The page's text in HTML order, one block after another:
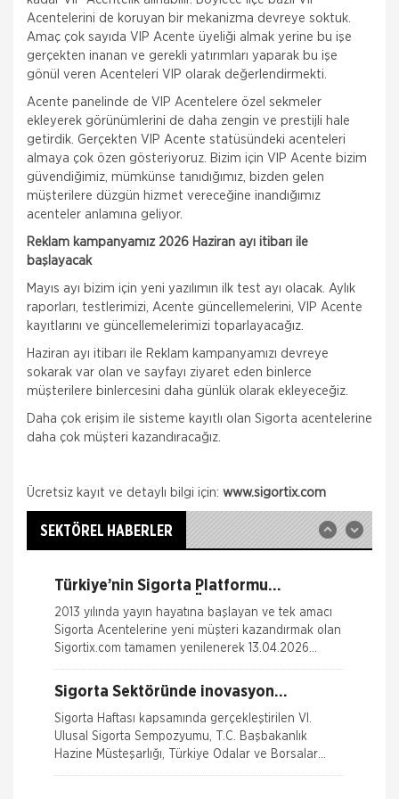
Acentelerini de koruyan bir mekanizma devreye soktuk.
Amaç çok sayıda VIP Acente üyeliği almak yerine bu işe
gerçekten inanan ve gerekli yatırımları yaparak bu işe
gönül veren Acenteleri VIP olarak değerlendirmekti.
Acente panelinde de VIP Acentelere özel sekmeler
ekleyerek görünümlerini de daha zengin ve prestijli hale
getirdik. Gerçekten VIP Acente statüsündeki acenteleri
almaya çok özen gösteriyoruz. Bizim için VIP Acente bizim
güvendiğimiz, mümkünse tanıdığımız, bizden gelen
müşterilere düzgün hizmet vereceğine inandığımız
acenteler anlamına geliyor.
Reklam kampanyamız 2026 Haziran ayı itibarı ile
başlayacak
Mayıs ayı bizim için yeni yazılımın ilk test ayı olacak. Aylık
raporları, testlerimizi, Acente güncellemelerini, VIP Acente
kayıtlarını ve güncellemelerimizi toparlayacağız.
Haziran ayı itibarı ile Reklam kampanyamızı devreye
sokarak var olan ve sayfayı ziyaret eden binlerce
müşterilere binlercesini daha günlük olarak ekleyeceğiz.
Daha çok erişim ile sisteme kayıtlı olan Sigorta acentelerine
daha çok müşteri kazandıracağız.
Ücretsiz kayıt ve detaylı bilgi için: www.sigortix.com
SEKTÖREL HABERLER
Fare Kasko Kapsamında
Sigorta şirketleri ile sigortalılar arasındaki
uyuşmazlıkları çözen Sigorta Tahkim Komisyonu,
sigortalı bir aracın aksamlarının fare tarafından
Gücü
ile yayına başlamıştır. Müşterileri Sigorta Acentelerini
Türkiye’nin Sigorta Platformu
Sigortix.com 2000 Üye Sigorta
Acentesi ile Yenilendi
2013 yılında yayın hayatına başlayan ve tek amacı
Sigorta Acentelerine yeni müşteri kazandırmak olan
Sigortix.com tamamen yenilenerek 13.04.2026
tarihinde yüksek teknolojik altyapıs
Sigorta Sektöründe inovasyon
Konuşuldu
Sigorta Haftası kapsamında gerçekleştirilen VI.
Ulusal Sigorta Sempozyumu, T.C. Başbakanlık
Hazine Müsteşarlığı, Türkiye Odalar ve Borsalar
Birliği (TOBB) ve Türkiye Si